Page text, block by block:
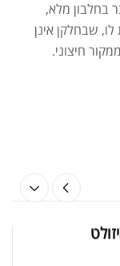
בחלבון מלא,
לו, שבחלקן אינן
חיצוני.
189.00